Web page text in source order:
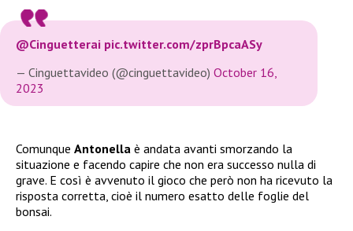
@Cinguetterai pic.twitter.com/zprBpcaASy
— Cinguettavideo (@cinguettavideo) October 16,
2023
Comunque Antonella è andata avanti smorzando la
situazione e facendo capire che non era successo nulla di
grave. E così è avvenuto il gioco che però non ha ricevuto la
risposta corretta, cioè il numero esatto delle foglie del
bonsai.